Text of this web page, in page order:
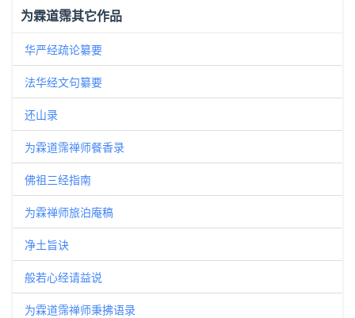
为霖道霈其它作品
华严经疏论纂要
法华经文句纂要
还山录
为霖道霈禅师餐香录
佛祖三经指南
为霖禅师旅泊庵稿
净土旨诀
般若心经请益说
为霖道霈禅师秉拂语录